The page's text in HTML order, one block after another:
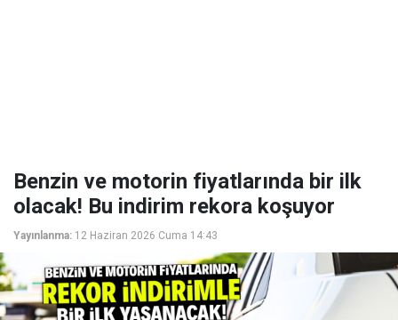
Benzin ve motorin fiyatlarında bir ilk
olacak! Bu indirim rekora koşuyor
Yayınlanma: 12 Haziran 2026 Cuma 14:43